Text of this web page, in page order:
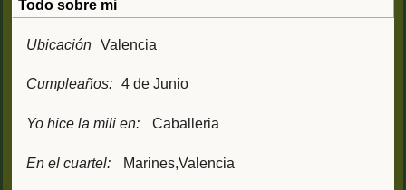
Todo sobre mi
Ubicación Valencia
Cumpleaños: 4 de Junio
Yo hice la mili en: Caballeria
En el cuartel: Marines,Valencia